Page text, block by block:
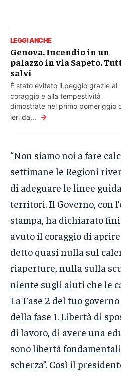
LEGGI ANCHE
Genova. Incendio in un
palazzo in via Sapeto.
salvi
È stato evitato il peggio grazie al
coraggio e alla tempestività
dimostrate nel primo pomeriggio
ieri da... →
“Non siamo noi a fare
settimane le Regioni
di adeguare le linee
territori. Il Governo, con
stampa, ha dichiarato
avuto il coraggio di aprire
detto quasi nulla sul
riaperture, nulla sulla
niente sugli aiuti che le
La Fase 2 del tuo
della fase 1. Libertà di
di lavoro, di avere una
sono libertà
scherza”. Così il